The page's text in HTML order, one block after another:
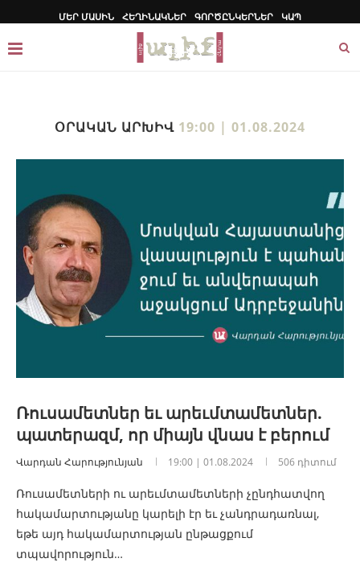
ՄԵՐ ՄԱՍԻՆ ՀԵՂԻՆԱԿՆԵՐ ԳՈՐԾԸՆԿԵՐՆԵՐ ԿԱՊ
ՕՐԱԿԱՆ ԱՐԽԻՎ 19:00 | 01.08.2024
Ռուսամետներ եւ արեւմտամետներ.
պատերազմ, որ միայն վնաս է բերում
Վարդան Հարությունյան 19:00 | 01.08.2024 506 դիտում
Ռուսամետների ու արեւմտամետների չընդհատվող
հակամարտությանը կարելի էր եւ չանդրադառնալ,
եթե այդ հակամարտության ընթացքում
տպավորություն…